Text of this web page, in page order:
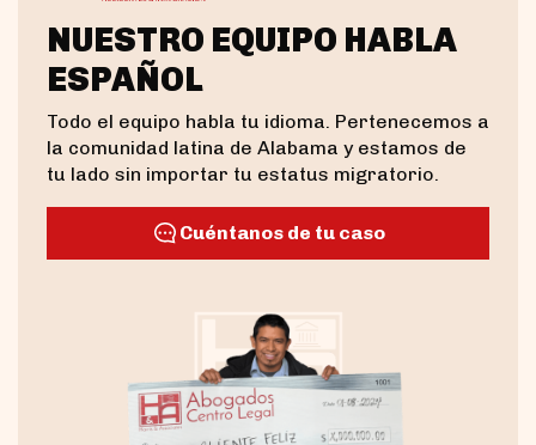
NUESTRO EQUIPO HABLA
ESPAÑOL
Todo el equipo habla tu idioma. Pertenecemos a
la comunidad latina de Alabama y estamos de
tu lado sin importar tu estatus migratorio.
Cuéntanos de tu caso